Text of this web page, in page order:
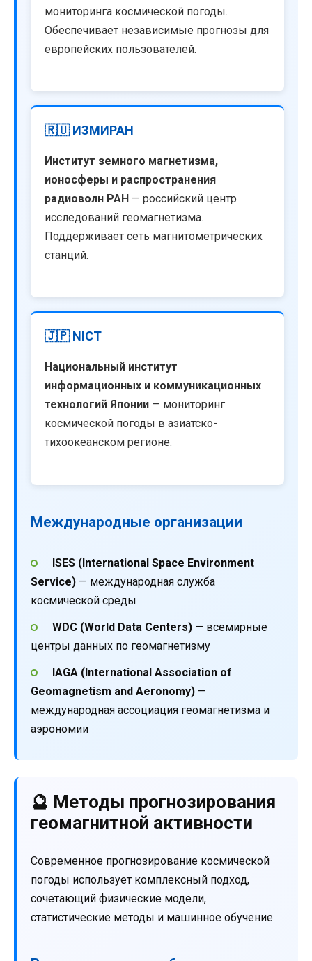
мониторинга космической погоды.
Обеспечивает независимые прогнозы для
европейских пользователей.
🇷🇺 ИЗМИРАН
Институт земного магнетизма,
ионосферы и распространения
радиоволн РАН — российский центр
исследований геомагнетизма.
Поддерживает сеть магнитометрических
станций.
🇯🇵 NICT
Национальный институт
информационных и коммуникационных
технологий Японии — мониторинг
космической погоды в азиатско-
тихоокеанском регионе.
Международные организации
ISES (International Space Environment
Service) — международная служба
космической среды
WDC (World Data Centers)— всемирные
центры данных по геомагнетизму
IAGA (International Association of
Geomagnetism and Aeronomy) —
международная ассоциация геомагнетизма и
аэрономии
🔮 Методы прогнозирования
геомагнитной активности
Современное прогнозирование космической
погоды использует комплексный подход,
сочетающий физические модели,
статистические методы и машинное обучение.